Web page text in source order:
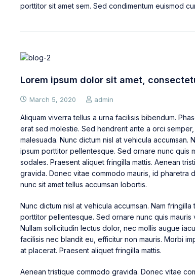
porttitor sit amet sem. Sed condimentum euismod
Lorem ipsum dolor sit amet,
March 5, 2020 admin
Aliquam viverra tellus a urna facilisis bibendum.
erat sed molestie. Sed hendrerit ante a orci
malesuada. Nunc dictum nisl at vehicula accumsan.
ipsum porttitor pellentesque. Sed ornare nunc quis
sodales. Praesent aliquet fringilla mattis. Aenean
gravida. Donec vitae commodo mauris, id pharetra
nunc sit amet tellus accumsan lobortis.
Nunc dictum nisl at vehicula accumsan. Nam fringilla
porttitor pellentesque. Sed ornare nunc quis mauris
Nullam sollicitudin lectus dolor, nec mollis augue
facilisis nec blandit eu, efficitur non mauris. Morbi
at placerat. Praesent aliquet fringilla mattis.
Aenean tristique commodo gravida. Donec vitae